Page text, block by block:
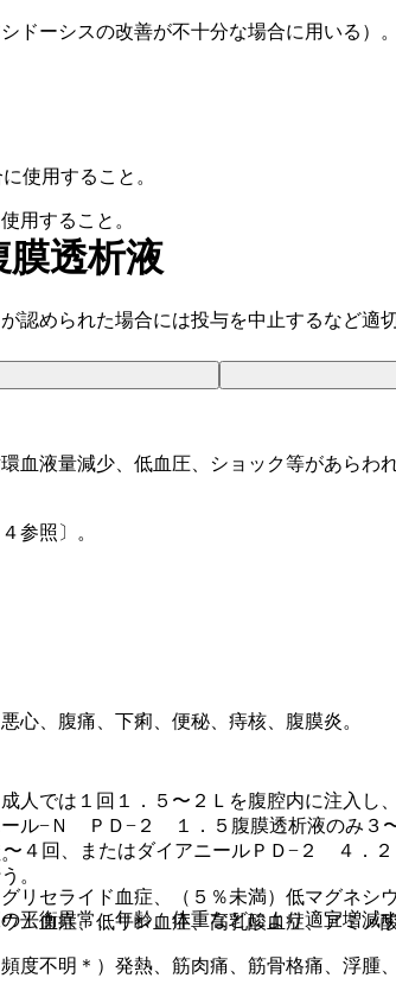
ドーシスの改善が不十分な場合に用いる）。
使用すること。
用すること。
められた場合には投与を中止するなど適
液量減少、低血圧、ショック等があらわ
参照〕。
、腹痛、下痢、便秘、痔核、腹膜炎。
セライド血症、（５％未満）低マグネシ
血症、低リン血症、高乳酸血症、アミノ
不明＊）発熱、筋肉痛、筋骨格痛、浮腫、
透析液
人では１回１．５〜２Ｌを腹腔内に注入
ル−Ｎ ＰＤ−２ １．５腹膜透析液のみ３
４回、またはダイアニールＰＤ−２ ４．
。
平衡異常、年齢、体重などにより適宜増減